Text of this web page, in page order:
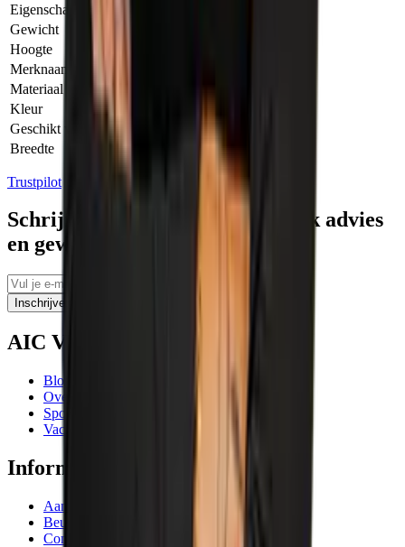
Eigenschap
Gewicht
Hoogte
Merknaam
Heras
Materiaal
Verzinkt Staal
Kleur
Zilver
Geschikt voor
Bouwhek
Breedte
140.00 mm
Trustpilot
Schrijf je in voor tips, persoonlijk advies
en geweldige aanbiedingen
Inschrijven
AIC Visser
Blogs
Over ons
Sponsoring
Vacatures
Informatie
Aanbiedingen
Beurzen en evenementen
Contactgegevens